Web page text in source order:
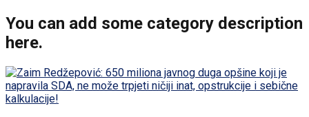
You can add some category description
here.